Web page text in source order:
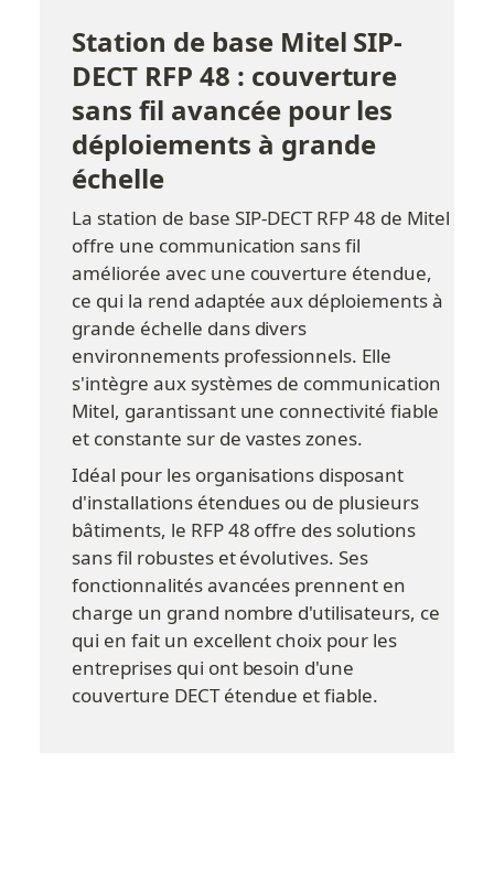
Station de base Mitel SIP-
DECT RFP 48 : couverture
sans fil avancée pour les
déploiements à grande
échelle
La station de base SIP-DECT RFP 48 de Mitel
offre une communication sans fil
améliorée avec une couverture étendue,
ce qui la rend adaptée aux déploiements à
grande échelle dans divers
environnements professionnels. Elle
s'intègre aux systèmes de communication
Mitel, garantissant une connectivité fiable
et constante sur de vastes zones.
Idéal pour les organisations disposant
d'installations étendues ou de plusieurs
bâtiments, le RFP 48 offre des solutions
sans fil robustes et évolutives. Ses
fonctionnalités avancées prennent en
charge un grand nombre d'utilisateurs, ce
qui en fait un excellent choix pour les
entreprises qui ont besoin d'une
couverture DECT étendue et fiable.